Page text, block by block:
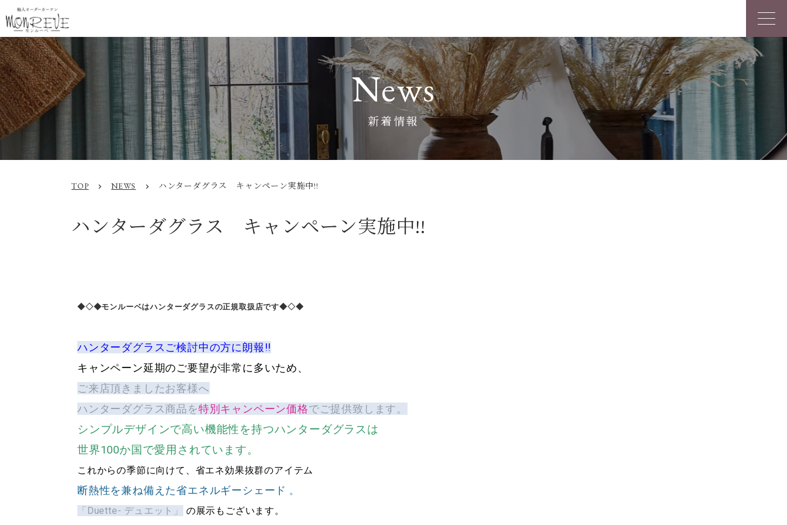
News
新着情報
TOP chevron_right NEWS chevron_right ハンターダグラス キャンペーン実施中!!
ハンターダグラス キャンペーン実施中!!
◆◇◆モンルーベはハンターダグラスの正規取扱店です◆◇◆
ハンターダグラスご検討中の方に朗報!!
キャンペーン延期のご要望が非常に多いため、
ご来店頂きましたお客様へ
ハンターダグラス商品を特別キャンペーン価格でご提供致します。
シンプルデザインで高い機能性を持つハンターダグラスは
世界100か国で愛用されています。
これからの季節に向けて、省エネ効果抜群のアイテム
断熱性を兼ね備えた省エネルギーシェード 。
「Duette- デュエット」
の展示もございます。